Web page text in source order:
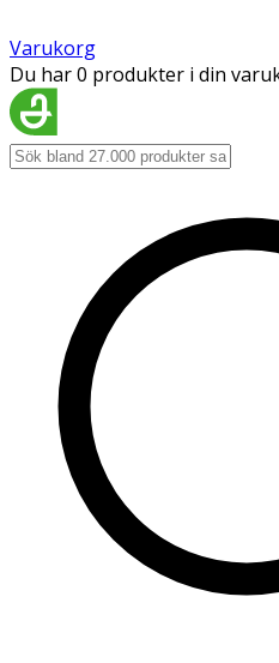
Varukorg
Du har 0 produkter i din